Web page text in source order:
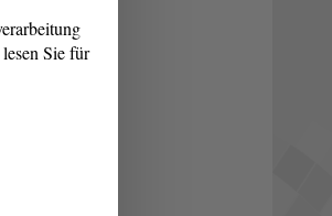
Sie für